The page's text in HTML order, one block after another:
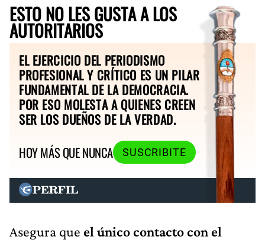
ESTO NO LES GUSTA A LOS
AUTORITARIOS
EL EJERCICIO DEL PERIODISMO
PROFESIONAL Y CRÍTICO ES UN PILAR
FUNDAMENTAL DE LA DEMOCRACIA.
POR ESO MOLESTA A QUIENES CREEN
SER LOS DUEÑOS DE LA VERDAD.
HOY MÁS QUE NUNCA
SUSCRIBITE
Asegura que el único contacto con el